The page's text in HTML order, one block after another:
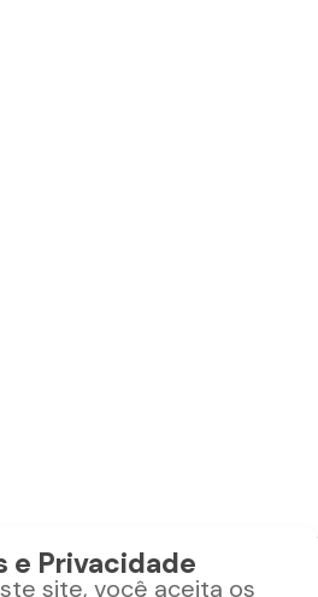
e Privacidade
site, você aceita os